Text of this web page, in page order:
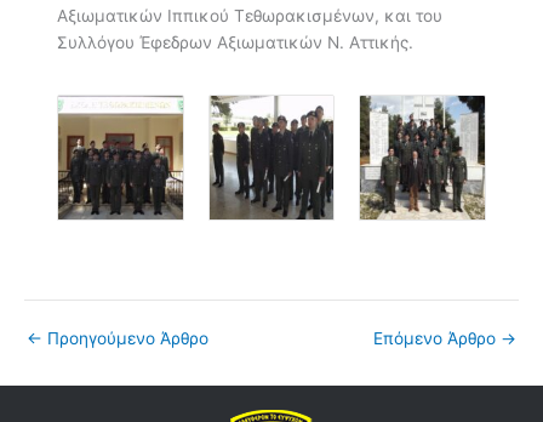
Αξιωματικών Ιππικού Τεθωρακισμένων, και του
Συλλόγου Έφεδρων Αξιωματικών Ν. Αττικής.
← Προηγούμενο Άρθρο Επόμενο Άρθρο →